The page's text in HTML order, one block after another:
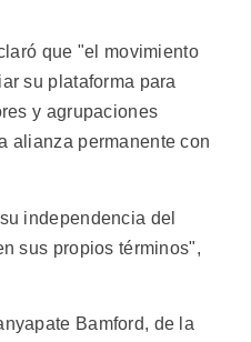
que "el movimiento
su plataforma para
y agrupaciones
alianza permanente con
independencia del
sus propios términos",
Bamford, de la